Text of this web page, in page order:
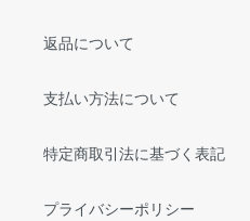
返品について
支払い方法について
特定商取引法に基づく表記
プライバシーポリシー